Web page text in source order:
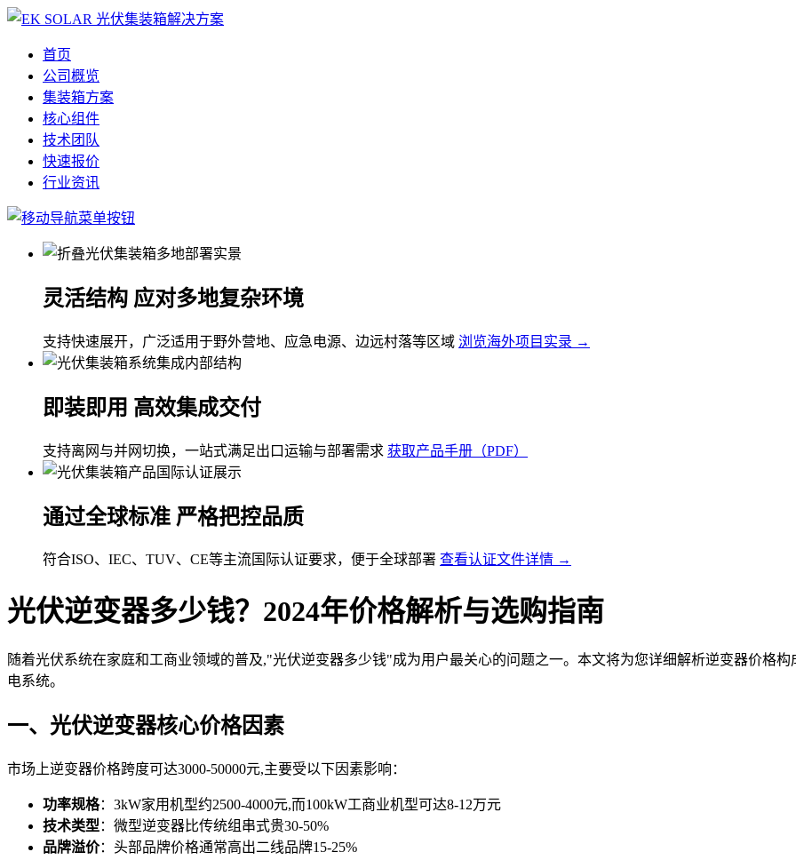
首页
公司概览
集装箱方案
核心组件
技术团队
快速报价
行业资讯
灵活结构 应对多地复杂环境
支持快速展开，广泛适用于野外营地、应急电源、边远村落等区域 浏览海外项目实录 →
即装即用 高效集成交付
支持离网与并网切换，一站式满足出口运输与部署需求 获取产品手册（PDF）
通过全球标准 严格把控品质
符合ISO、IEC、TUV、CE等主流国际认证要求，便于全球部署 查看认证文件详情 →
光伏逆变器多少钱？2024年价格解析与选购指南
随着光伏系统在家庭和工商业领域的普及,"光伏逆变器多少钱"成为用户最关心的问题之一。本文将为您详细解析逆变器价格
电系统。
一、光伏逆变器核心价格因素
市场上逆变器价格跨度可达3000-50000元,主要受以下因素影响：
功率规格：3kW家用机型约2500-4000元,而100kW工商业机型可达8-12万元
技术类型 ：微型逆变器比传统组串式贵30-50%
品牌溢价：头部品牌价格通常高出二线品牌15-25%